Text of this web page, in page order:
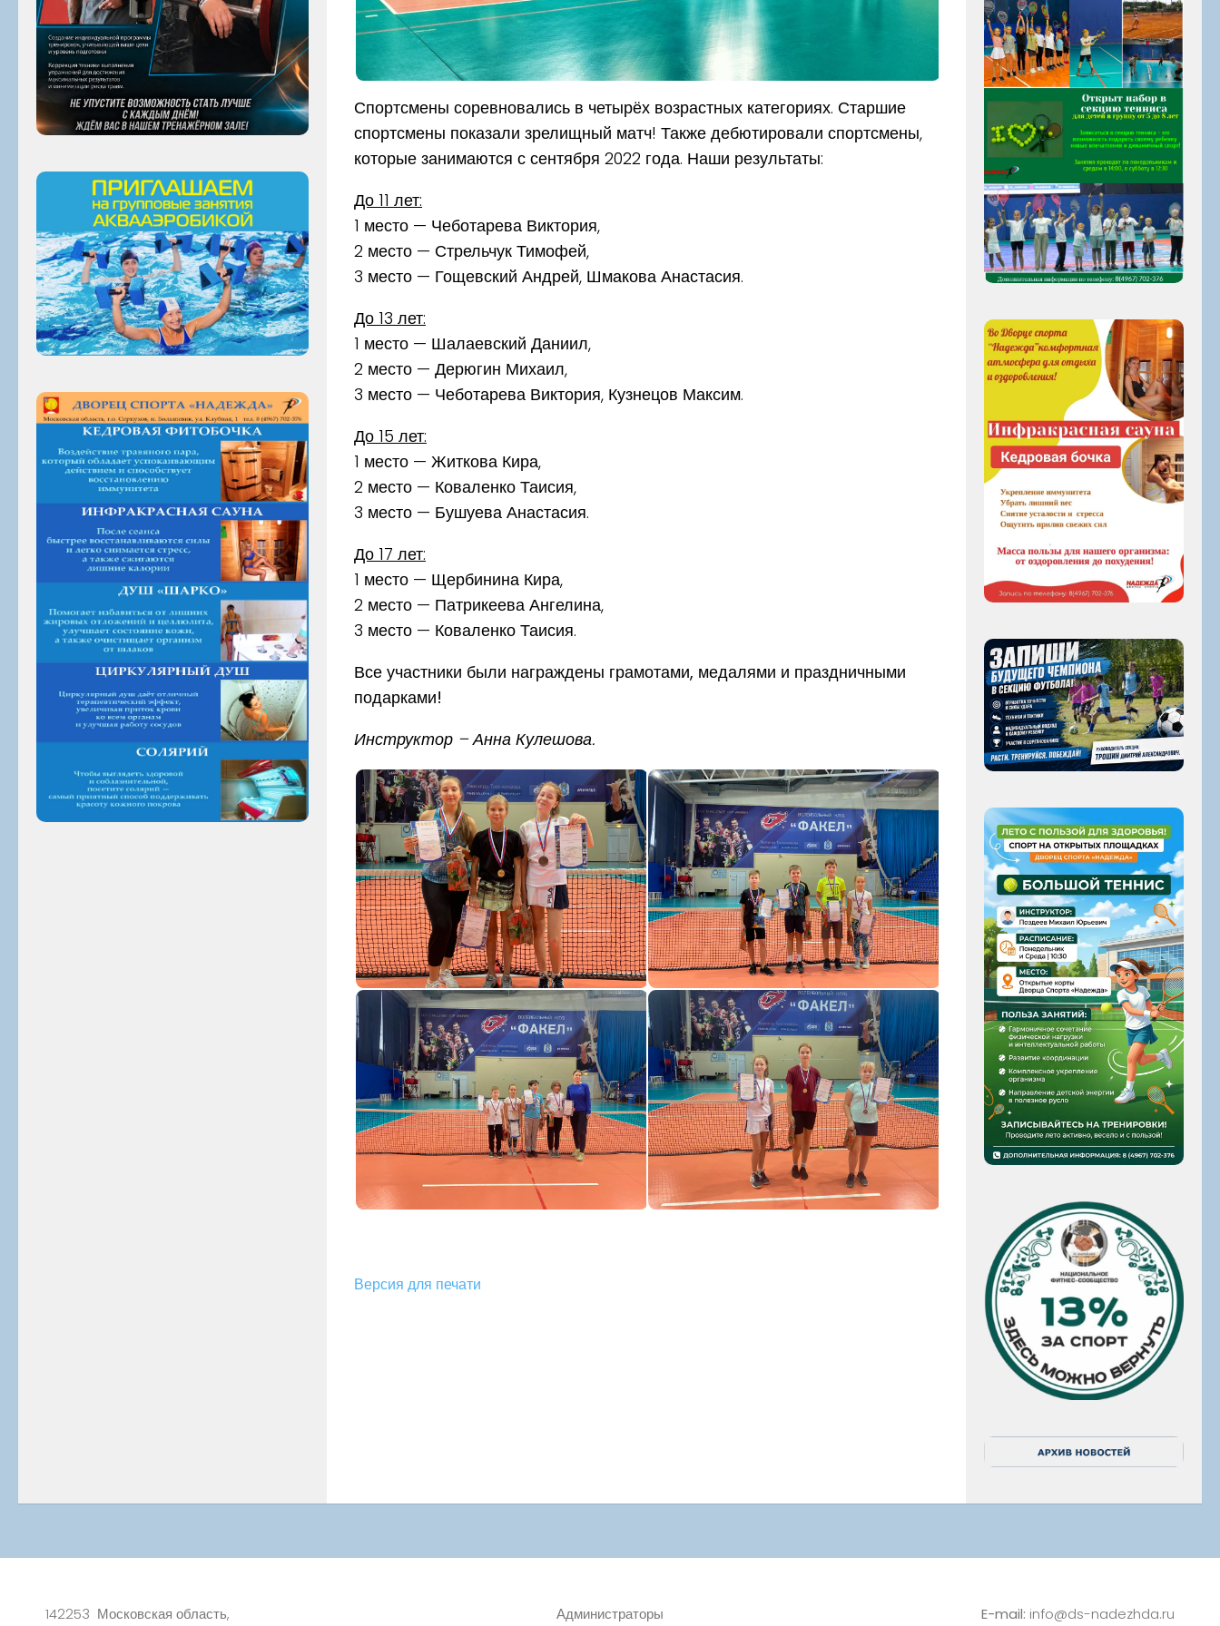
Спортсмены соревновались в четырёх возрастных категориях. Старшие
спортсмены показали зрелищный матч! Также дебютировали спортсмены,
которые занимаются с сентября 2022 года. Наши результаты:
До 11 лет:
1 место — Чеботарева Виктория,
2 место — Стрельчук Тимофей,
3 место — Гощевский Андрей, Шмакова Анастасия.
До 13 лет:
1 место — Шалаевский Даниил,
2 место — Дерюгин Михаил,
3 место — Чеботарева Виктория, Кузнецов Максим.
До 15 лет:
1 место — Житкова Кира,
2 место — Коваленко Таисия,
3 место — Бушуева Анастасия.
До 17 лет:
1 место — Щербинина Кира,
2 место — Патрикеева Ангелина,
3 место — Коваленко Таисия.
Все участники были награждены грамотами, медалями и праздничными
подарками!
Инструктор – Анна Кулешова.
Версия для печати
142253 Московская область, Администраторы E-mail: info@ds-nadezhda.ru